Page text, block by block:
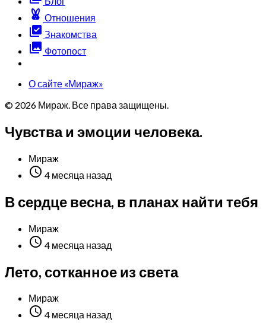
cruelty_free Отношения
library_add_check Знакомства
photo_library Фотопост
О сайте «Мираж»
© 2026 Мираж. Все права защищены.
Чувства и эмоции человека.
Мираж
 4 месяца назад
В сердце весна, в планах найти тебя
Мираж
 4 месяца назад
Лето, сотканное из света
Мираж
 4 месяца назад